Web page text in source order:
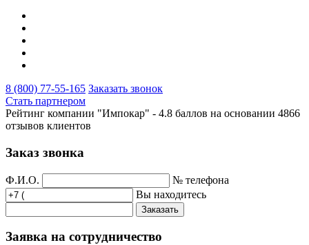
8 (800) 77-55-165 Заказать звонок
Стать партнером
Рейтинг компании "Импокар" - 4.8 баллов на основании 4866
отзывов клиентов
Заказ звонка
Ф.И.О.
№ телефона
Вы находитесь
Заказать
Заявка на сотрудничество